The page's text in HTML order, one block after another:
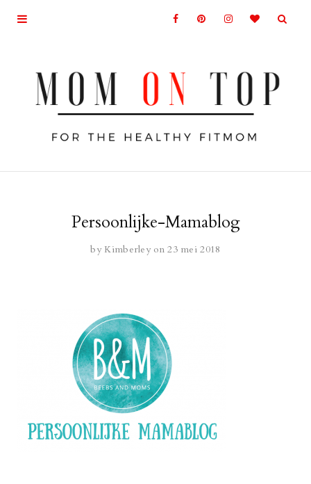
Persoonlijke-Mamablog
by Kimberley on 23 mei 2018